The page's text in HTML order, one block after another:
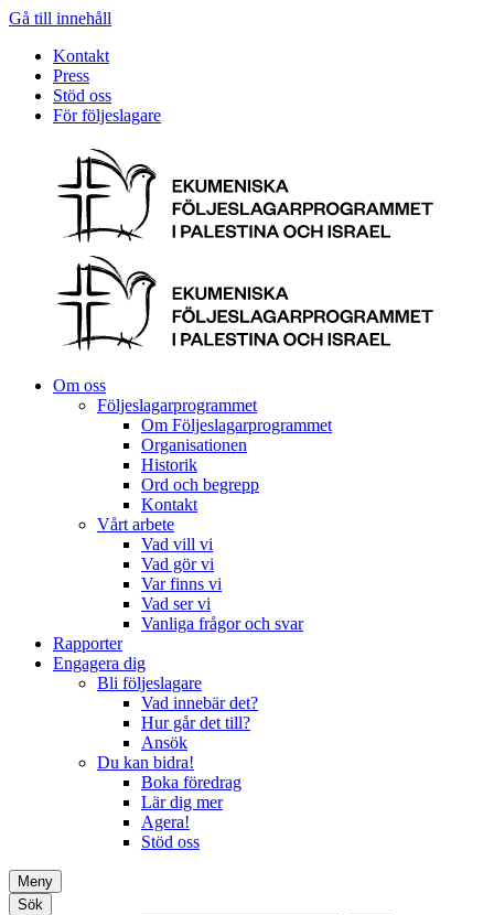
Gå till innehåll
Kontakt
Press
Stöd oss
För följeslagare
Om oss
Följeslagarprogrammet
Om Följeslagarprogrammet
Organisationen
Historik
Ord och begrepp
Kontakt
Vårt arbete
Vad vill vi
Vad gör vi
Var finns vi
Vad ser vi
Vanliga frågor och svar
Rapporter
Engagera dig
Bli följeslagare
Vad innebär det?
Hur går det till?
Ansök
Du kan bidra!
Boka föredrag
Lär dig mer
Agera!
Stöd oss
Meny
Sök